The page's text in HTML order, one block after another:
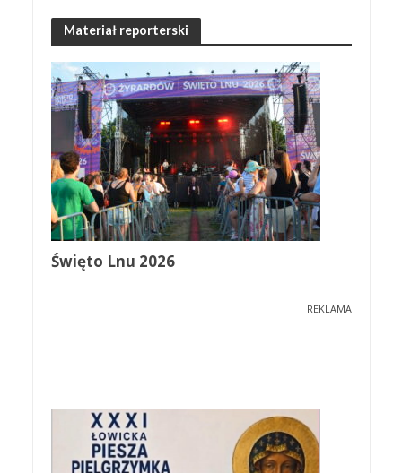
Materiał reporterski
Święto Lnu 2026
REKLAMA